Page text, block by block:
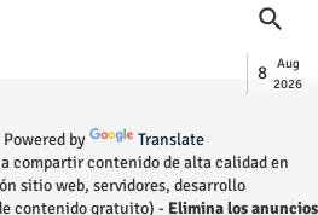
8
Aug
2026
Powered by
Translate
compartir contenido de alta calidad en
sitio web, servidores, desarrollo
contenido gratuito) - Elimina los anuncios